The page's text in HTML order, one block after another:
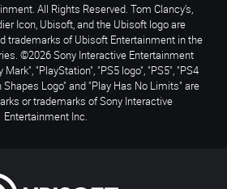
All Rights Reserved. Tom Clancy’s,
Icon, Ubisoft, and the Ubisoft logo are
trademarks of Ubisoft Entertainment in the
©2026 Sony Interactive Entertainment
"PlayStation", "PS5 logo", "PS5", "PS4
Shapes Logo" and "Play Has No Limits" are
or trademarks of Sony Interactive
Entertainment Inc.